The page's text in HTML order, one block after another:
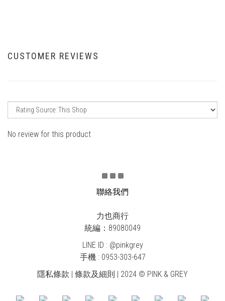
CUSTOMER REVIEWS
No review for this product
聯絡我們
力也商行
統編：89080049
LINE ID : @pinkgrey
手機 : 0953-303-647
隱私條款 | 條款及細則 | 2024 © PINK & GREY